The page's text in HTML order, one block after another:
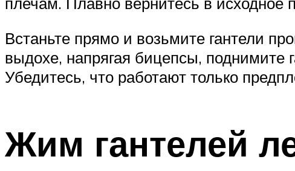
Встаньте прямо и возьмите гантели
выдохе, напрягая бицепсы, поднимите
Убедитесь, что работают только
Жим гантелей